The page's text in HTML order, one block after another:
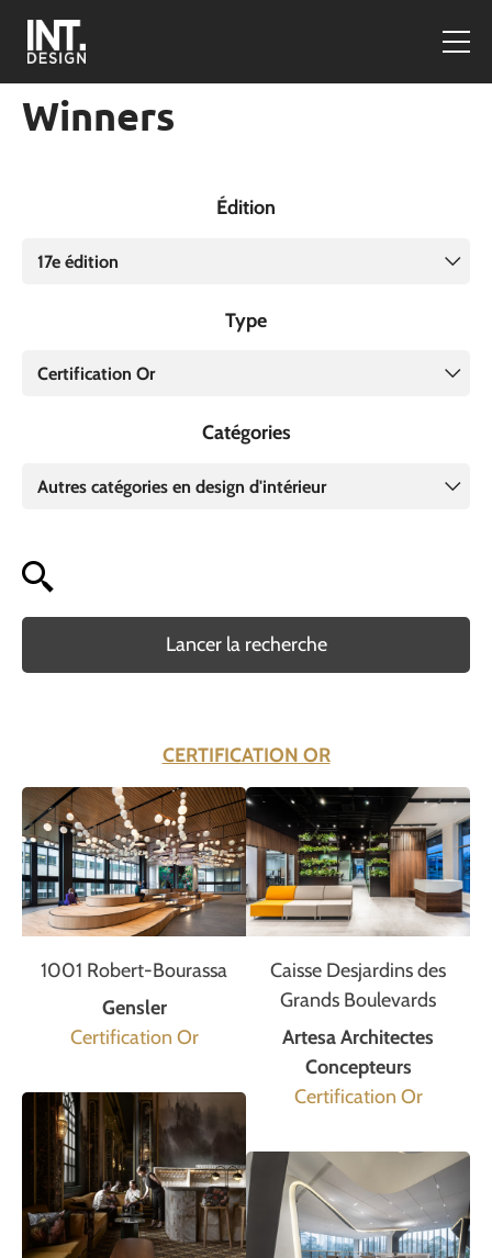
Winners
Édition
17e édition
Type
Certification Or
Catégories
Autres catégories en design d'intérieur
Lancer la recherche
CERTIFICATION OR
1001 Robert-Bourassa
Gensler
Certification Or
Caisse Desjardins des
Grands Boulevards
Artesa Architectes
Concepteurs
Certification Or